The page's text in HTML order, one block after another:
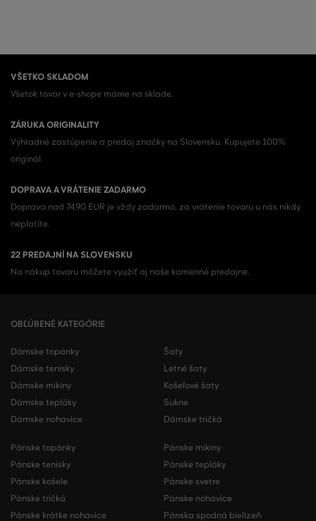
VŠETKO SKLADOM
Všetok tovar v e-shope máme na sklade.
ZÁRUKA ORIGINALITY
Výhradné zastúpenie a predaj značky na Slovensku. Kupujete 100%
originál.
DOPRAVA A VRÁTENIE ZADARMO
Doprava nad 74,90 EUR je vždy zadarmo, za vrátenie tovaru u nás nikdy
neplatíte.
22 PREDAJNÍ NA SLOVENSKU
Na nákup tovaru môžete využiť aj naše kamenné predajne.
OBĽÚBENÉ KATEGÓRIE
Dámske topánky
Dámske tenisky
Dámske mikiny
Dámske tepláky
Dámske nohavice
Šaty
Letné šaty
Košeľové šaty
Sukne
Dámske tričká
Pánske topánky
Pánske tenisky
Pánske košele
Pánske tričká
Pánske krátke nohavice
Pánske mikiny
Pánske tepláky
Pánske svetre
Pánske nohavice
Pánska spodná bielizeň